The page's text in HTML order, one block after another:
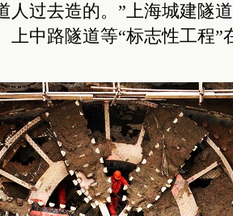
人过去造的。”上海城建隧
上中路隧道等“标志性工程”